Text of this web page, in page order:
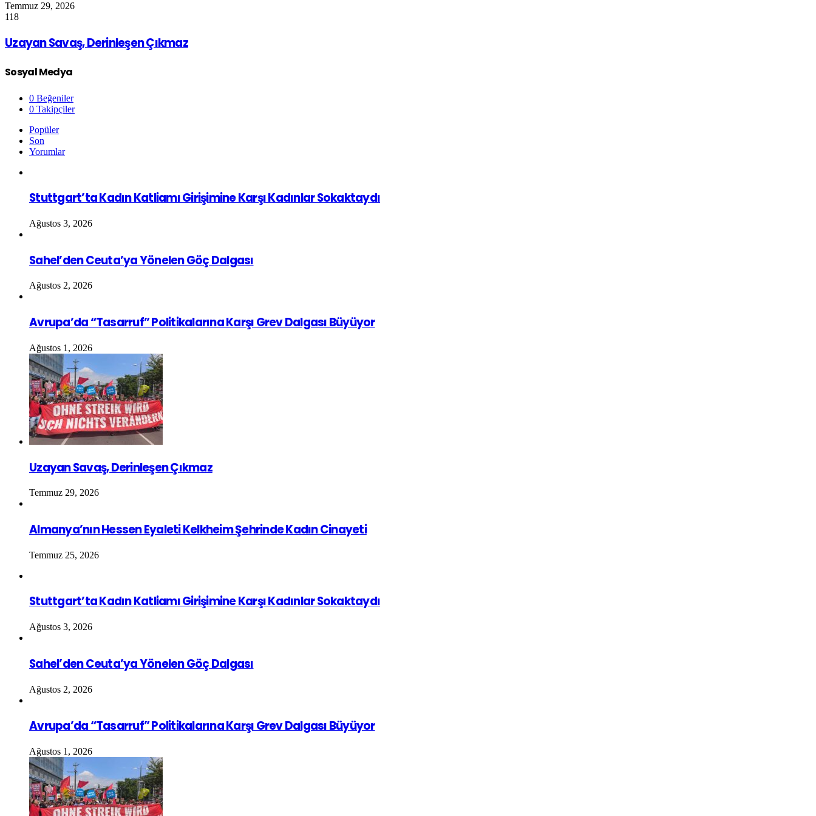
Temmuz 29, 2026
118
Uzayan Savaş, Derinleşen Çıkmaz
Sosyal Medya
0 Beğeniler
0 Takipçiler
Popüler
Son
Yorumlar
Stuttgart’ta Kadın Katliamı Girişimine Karşı Kadınlar Sokaktaydı
Ağustos 3, 2026
Sahel’den Ceuta’ya Yönelen Göç Dalgası
Ağustos 2, 2026
Avrupa’da “Tasarruf” Politikalarına Karşı Grev Dalgası Büyüyor
Ağustos 1, 2026
Uzayan Savaş, Derinleşen Çıkmaz
Temmuz 29, 2026
Almanya’nın Hessen Eyaleti Kelkheim Şehrinde Kadın Cinayeti
Temmuz 25, 2026
Stuttgart’ta Kadın Katliamı Girişimine Karşı Kadınlar Sokaktaydı
Ağustos 3, 2026
Sahel’den Ceuta’ya Yönelen Göç Dalgası
Ağustos 2, 2026
Avrupa’da “Tasarruf” Politikalarına Karşı Grev Dalgası Büyüyor
Ağustos 1, 2026